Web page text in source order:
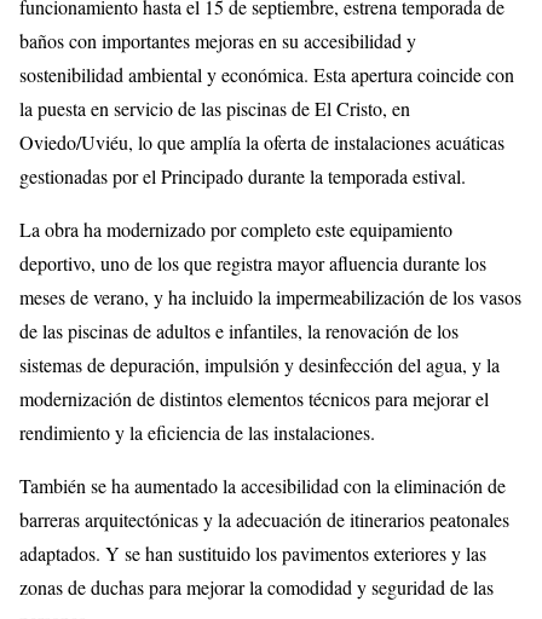
funcionamiento hasta el 15 de septiembre, estrena temporada de
baños con importantes mejoras en su accesibilidad y
sostenibilidad ambiental y económica. Esta apertura coincide con
la puesta en servicio de las piscinas de El Cristo, en
Oviedo/Uviéu, lo que amplía la oferta de instalaciones acuáticas
gestionadas por el Principado durante la temporada estival.
La obra ha modernizado por completo este equipamiento
deportivo, uno de los que registra mayor afluencia durante los
meses de verano, y ha incluido la impermeabilización de los vasos
de las piscinas de adultos e infantiles, la renovación de los
sistemas de depuración, impulsión y desinfección del agua, y la
modernización de distintos elementos técnicos para mejorar el
rendimiento y la eficiencia de las instalaciones.
También se ha aumentado la accesibilidad con la eliminación de
barreras arquitectónicas y la adecuación de itinerarios peatonales
adaptados. Y se han sustituido los pavimentos exteriores y las
zonas de duchas para mejorar la comodidad y seguridad de las